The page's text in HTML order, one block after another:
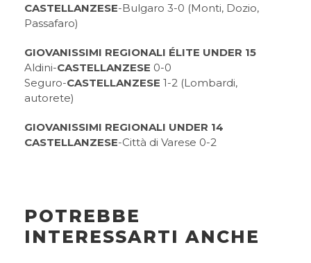
CASTELLANZESE-Bulgaro 3-0 (Monti, Dozio,
Passafaro)
GIOVANISSIMI REGIONALI ÉLITE UNDER 15
Aldini-CASTELLANZESE 0-0
Seguro-CASTELLANZESE 1-2 (Lombardi,
autorete)
GIOVANISSIMI REGIONALI UNDER 14
CASTELLANZESE-Città di Varese 0-2
POTREBBE
INTERESSARTI ANCHE